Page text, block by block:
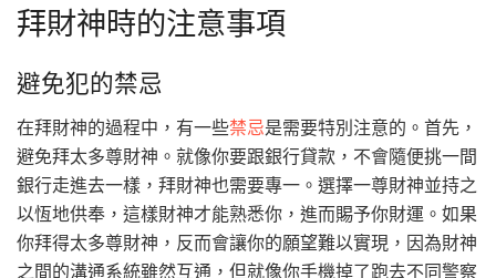
拜財神時的注意事項
避免犯的禁忌
在拜財神的過程中，有一些禁忌是需要特別注意的。首先，
避免拜太多尊財神。就像你要跟銀行貸款，不會隨便挑一間
銀行走進去一樣，拜財神也需要專一。選擇一尊財神並持之
以恆地供奉，這樣財神才能熟悉你，進而賜予你財運。如果
你拜得太多尊財神，反而會讓你的願望難以實現，因為財神
之間的溝通系統雖然互通，但就像你手機掉了跑去不同警察